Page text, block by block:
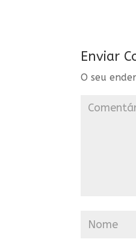
Enviar
O seu